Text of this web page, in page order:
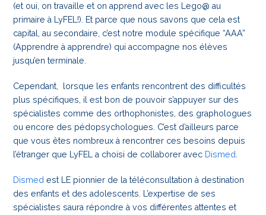
(et oui, on travaille et on apprend avec les Lego@ au
primaire à LyFEL!). Et parce que nous savons que cela est
capital, au secondaire, c’est notre module spécifique “AAA”
(Apprendre à apprendre) qui accompagne nos élèves
jusqu’en terminale.
Cependant, lorsque les enfants rencontrent des difficultés
plus spécifiques, il est bon de pouvoir s’appuyer sur des
spécialistes comme des orthophonistes, des graphologues
ou encore des pédopsychologues. C’est d’ailleurs parce
que vous êtes nombreux à rencontrer ces besoins depuis
l’étranger que LyFEL a choisi de collaborer avec Dismed
Dismed est LE pionnier de la téléconsultation à destination
des enfants et des adolescents. L’expertise de ses
spécialistes saura répondre à vos différentes attentes et